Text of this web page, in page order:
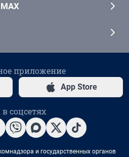
приложение
App Store
соцсетях
и государственных органов